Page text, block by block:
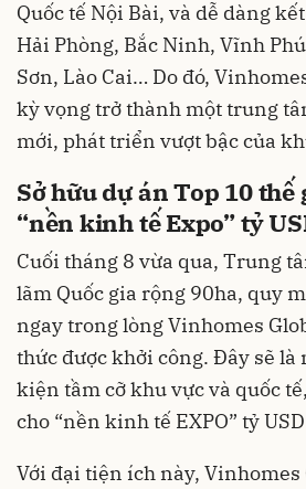
Quốc tế Nội Bài, và dễ dàng
Hải Phòng, Bắc Ninh, Vĩnh
Sơn, Lào Cai… Do đó,
kỳ vọng trở thành một trung
mới, phát triển vượt bậc của
Sở hữu dự án Top 10
“nền kinh tế Expo” tỷ
Cuối tháng 8 vừa qua, Trung
lãm Quốc gia rộng 90ha, quy
ngay trong lòng Vinhomes
thức được khởi công. Đây sẽ là
kiện tầm cỡ khu vực và quốc
cho “nền kinh tế EXPO” tỷ
Với đại tiện ích này, Vinhomes